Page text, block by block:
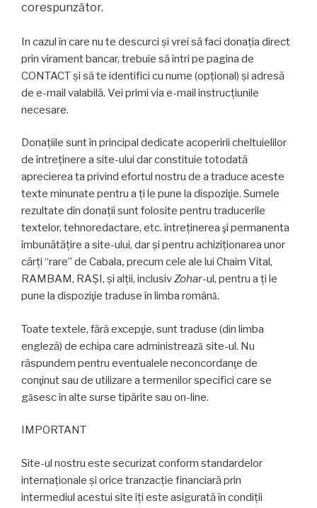
corespunzător.
In cazul în care nu te descurci şi vrei să faci donaţia direct
prin virament bancar, trebuie să intri pe pagina de
CONTACT şi să te identifici cu nume (opţional) şi adresă
de e-mail valabilă. Vei primi via e-mail instrucţiunile
necesare.
Donaţiile sunt în principal dedicate acoperirii cheltuielilor
de întreţinere a site-ului dar constituie totodată
aprecierea ta privind efortul nostru de a traduce aceste
texte minunate pentru a ţi le pune la dispoziţie. Sumele
rezultate din donaţii sunt folosite pentru traducerile
textelor, tehnoredactare, etc. întreţinerea şi permanenta
îmbunătăţire a site-ului, dar şi pentru achiziţionarea unor
cărţi “rare” de Cabala, precum cele ale lui Chaim Vital,
RAMBAM, RAŞI, şi alţii, inclusivZohar-ul, pentru a ţi le
pune la dispoziţie traduse în limba română.
Toate textele, fără excepţie, sunt traduse (din limba
engleză) de echipa care administrează site-ul. Nu
răspundem pentru eventualele neconcordanţe de
conţinut sau de utilizare a termenilor specifici care se
găsesc în alte surse tipărite sau on-line.
IMPORTANT
Site-ul nostru este securizat conform standardelor
internaţionale şi orice tranzacţie financiară prin
intermediul acestui site îţi este asigurată în condiţii